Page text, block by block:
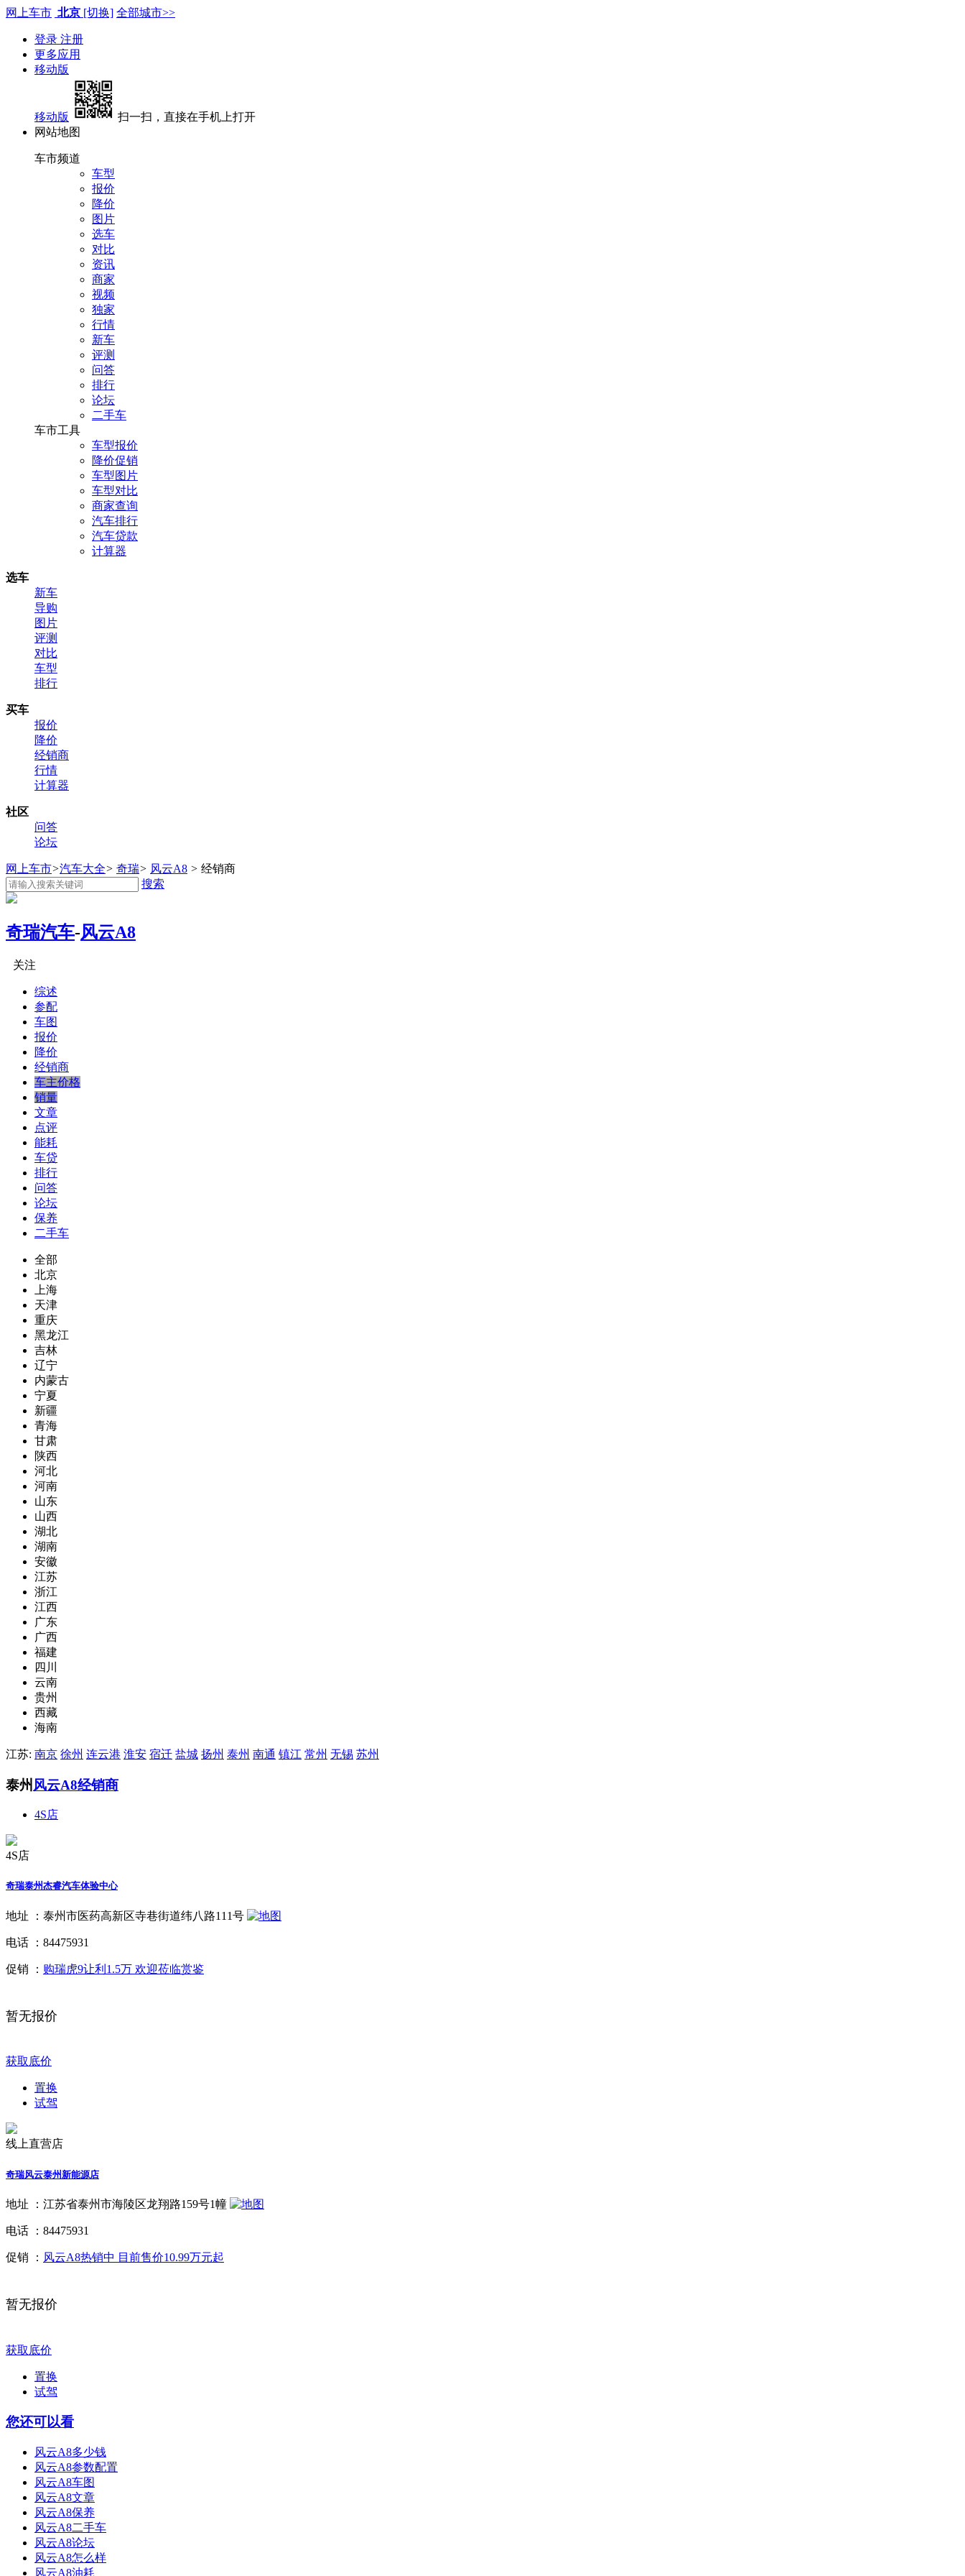
网上车市 北京 [切换] 全部城市>>
登录 注册
更多应用
移动版
移动版
扫一扫，直接在手机上打开
网站地图
车市频道
车型
报价
降价
图片
选车
对比
资讯
商家
视频
独家
行情
新车
评测
问答
排行
论坛
二手车
车市工具
车型报价
降价促销
车型图片
车型对比
商家查询
汽车排行
汽车贷款
计算器
选车
新车
导购
图片
评测
对比
车型
排行
买车
报价
降价
经销商
行情
计算器
社区
问答
论坛
网上车市>汽车大全> 奇瑞> 风云A8 > 经销商
搜索
奇瑞汽车-风云A8
关注
综述
参配
车图
报价
降价
经销商
车主价格
销量
文章
点评
能耗
车贷
排行
问答
论坛
保养
二手车
全部
北京
上海
天津
重庆
黑龙江
吉林
辽宁
内蒙古
宁夏
新疆
青海
甘肃
陕西
河北
河南
山东
山西
湖北
湖南
安徽
江苏
浙江
江西
广东
广西
福建
四川
云南
贵州
西藏
海南
江苏: 南京 徐州 连云港 淮安 宿迁 盐城 扬州 泰州 南通 镇江 常州 无锡 苏州
泰州 风云A8经销商
4S店
4S店
奇瑞泰州杰睿汽车体验中心
地址 ： 泰州市医药高新区寺巷街道纬八路111号
电话 ： 84475931
促销 ： 购瑞虎9让利1.5万 欢迎莅临赏鉴
暂无报价
获取底价
置换
试驾
线上直营店
奇瑞风云泰州新能源店
地址 ： 江苏省泰州市海陵区龙翔路159号1幢
电话 ： 84475931
促销 ： 风云A8热销中 目前售价10.99万元起
暂无报价
获取底价
置换
试驾
您还可以看
风云A8多少钱
风云A8参数配置
风云A8车图
风云A8文章
风云A8保养
风云A8二手车
风云A8论坛
风云A8怎么样
风云A8油耗